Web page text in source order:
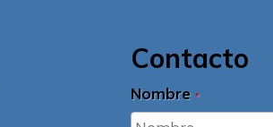
Contacto
Nombre *